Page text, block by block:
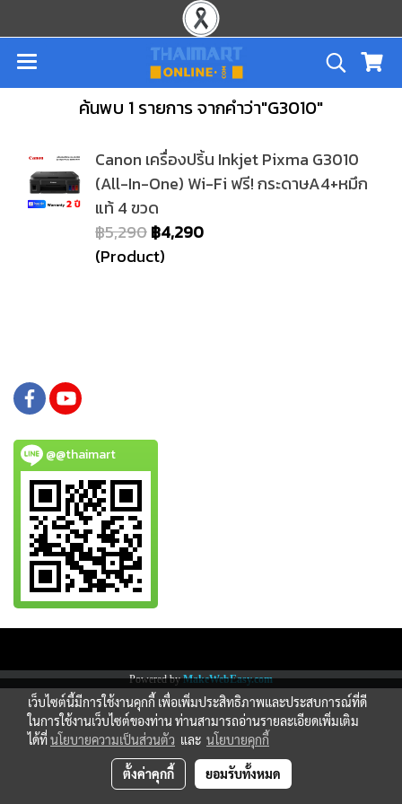
ค้นพบ 1 รายการ จากคำว่า"G3010"
Canon เครื่องปริ้น Inkjet Pixma G3010
(All-In-One) Wi-Fi ฟรี! กระดาษA4+หมึก
แท้ 4 ขวด
฿5,290฿4,290
(Product)
@@thaimart
Powered byMakeWebEasy.com
เว็บไซต์นี้มีการใช้งานคุกกี้ เพื่อเพิ่มประสิทธิภาพและประสบการณ์ที่ดี
ในการใช้งานเว็บไซต์ของท่าน ท่านสามารถอ่านรายละเอียดเพิ่มเติม
ได้ที่นโยบายความเป็นส่วนตัว และ นโยบายคุกกี้
ตั้งค่าคุกกี้ ยอมรับทั้งหมด